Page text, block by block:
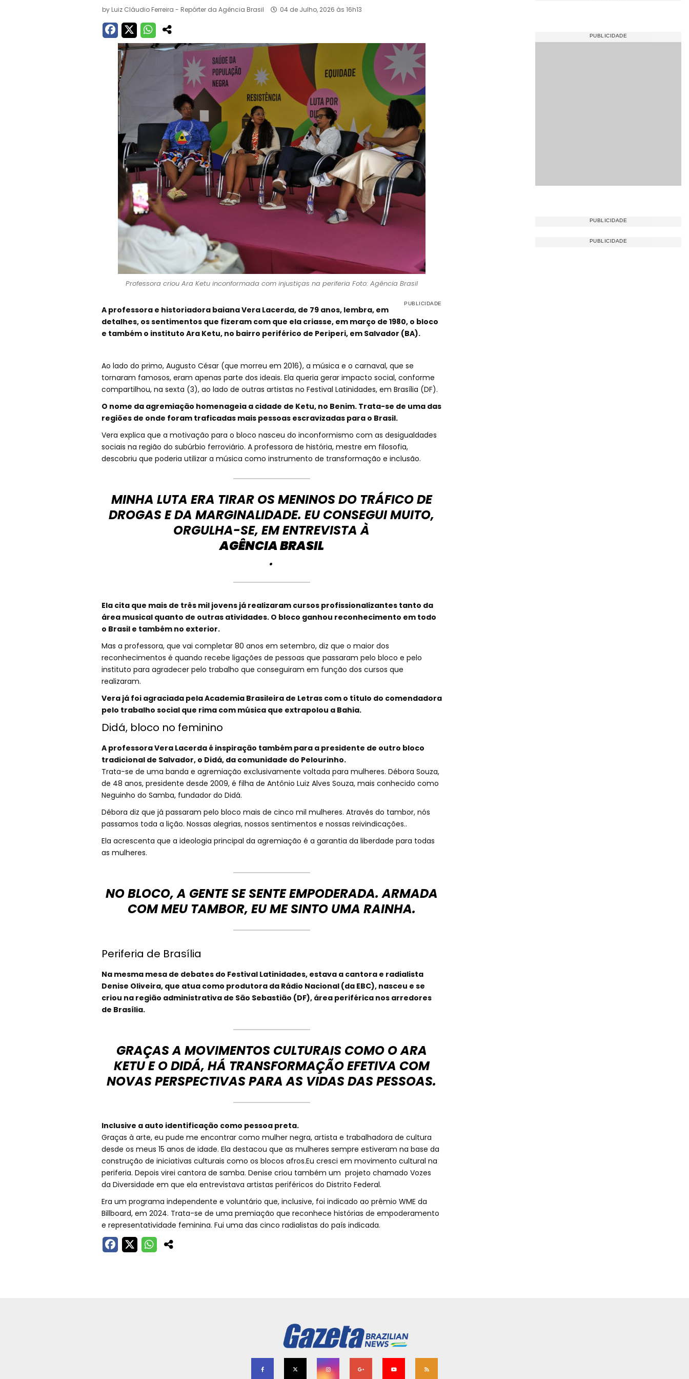
by Luiz Cláudio Ferreira - Repórter da Agência Brasil 04 de Julho, 2026 às 16h13
Professora criou Ara Ketu inconformada com injustiças na periferia Foto: Agência Brasil
A professora e historiadora baiana Vera Lacerda, de 79 anos, lembra, em
detalhes, os sentimentos que fizeram com que ela criasse, em março de 1980, o bloco
e também o instituto Ara Ketu, no bairro periférico de Periperi, em Salvador (BA).
Ao lado do primo, Augusto César (que morreu em 2016), a música e o carnaval, que se
tornaram famosos, eram apenas parte dos ideais. Ela queria gerar impacto social, conforme
compartilhou, na sexta (3), ao lado de outras artistas no Festival Latinidades, em Brasília (DF).
O nome da agremiação homenageia a cidade de Ketu, no Benim. Trata-se de uma das
regiões de onde foram traficadas mais pessoas escravizadas para o Brasil.
Vera explica que a motivação para o bloco nasceu do inconformismo com as desigualdades
sociais na região do subúrbio ferroviário. A professora de história, mestre em filosofia,
descobriu que poderia utilizar a música como instrumento de transformação e inclusão.
MINHA LUTA ERA TIRAR OS MENINOS DO TRÁFICO DE
DROGAS E DA MARGINALIDADE. EU CONSEGUI MUITO,
ORGULHA-SE, EM ENTREVISTA À
AGÊNCIA BRASIL
.
Ela cita que mais de três mil jovens já realizaram cursos profissionalizantes tanto da
área musical quanto de outras atividades. O bloco ganhou reconhecimento em todo
o Brasil e também no exterior.
Mas a professora, que vai completar 80 anos em setembro, diz que o maior dos
reconhecimentos é quando recebe ligações de pessoas que passaram pelo bloco e pelo
instituto para agradecer pelo trabalho que conseguiram em função dos cursos que
realizaram.
Vera já foi agraciada pela Academia Brasileira de Letras com o título do comendadora
pelo trabalho social que rima com música que extrapolou a Bahia.
Didá, bloco no feminino
A professora Vera Lacerda é inspiração também para a presidente de outro bloco
tradicional de Salvador, o Didá, da comunidade do Pelourinho.
Trata-se de uma banda e agremiação exclusivamente voltada para mulheres. Débora Souza,
de 48 anos, presidente desde 2009, é filha de Antônio Luiz Alves Souza, mais conhecido como
Neguinho do Samba, fundador do Didá.
Débora diz que já passaram pelo bloco mais de cinco mil mulheres. Através do tambor, nós
passamos toda a lição. Nossas alegrias, nossos sentimentos e nossas reivindicações..
Ela acrescenta que a ideologia principal da agremiação é a garantia da liberdade para todas
as mulheres.
NO BLOCO, A GENTE SE SENTE EMPODERADA. ARMADA
COM MEU TAMBOR, EU ME SINTO UMA RAINHA.
Periferia de Brasília
Na mesma mesa de debates do Festival Latinidades, estava a cantora e radialista
Denise Oliveira, que atua como produtora da Rádio Nacional (da EBC), nasceu e se
criou na região administrativa de São Sebastião (DF), área periférica nos arredores
de Brasília.
GRAÇAS A MOVIMENTOS CULTURAIS COMO O ARA
KETU E O DIDÁ, HÁ TRANSFORMAÇÃO EFETIVA COM
NOVAS PERSPECTIVAS PARA AS VIDAS DAS PESSOAS.
Inclusive a auto identificação como pessoa preta.
Graças à arte, eu pude me encontrar como mulher negra, artista e trabalhadora de cultura
desde os meus 15 anos de idade. Ela destacou que as mulheres sempre estiveram na base da
construção de iniciativas culturais como os blocos afros.Eu cresci em movimento cultural na
periferia. Depois virei cantora de samba. Denise criou também um projeto chamado Vozes
da Diversidade em que ela entrevistava artistas periféricos do Distrito Federal.
Era um programa independente e voluntário que, inclusive, foi indicado ao prêmio WME da
Billboard, em 2024. Trata-se de uma premiação que reconhece histórias de empoderamento
e representatividade feminina. Fui uma das cinco radialistas do país indicada.